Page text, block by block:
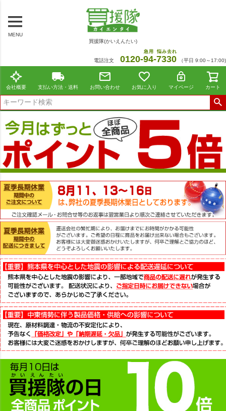
MENU
買援隊(かいえんたい)
電話注文 0120-94
急用
-7330
悩み去れ
（平日 9:00～17:00)
会社概要 支払い方法・送料 お問い合わせ お気に入り マイページ カート